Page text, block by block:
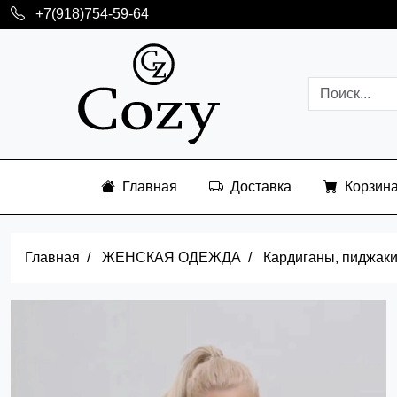
+7(918)754-59-64
Главная Доставка
Главная ЖЕНСКАЯ ОДЕЖДА Кардиганы,